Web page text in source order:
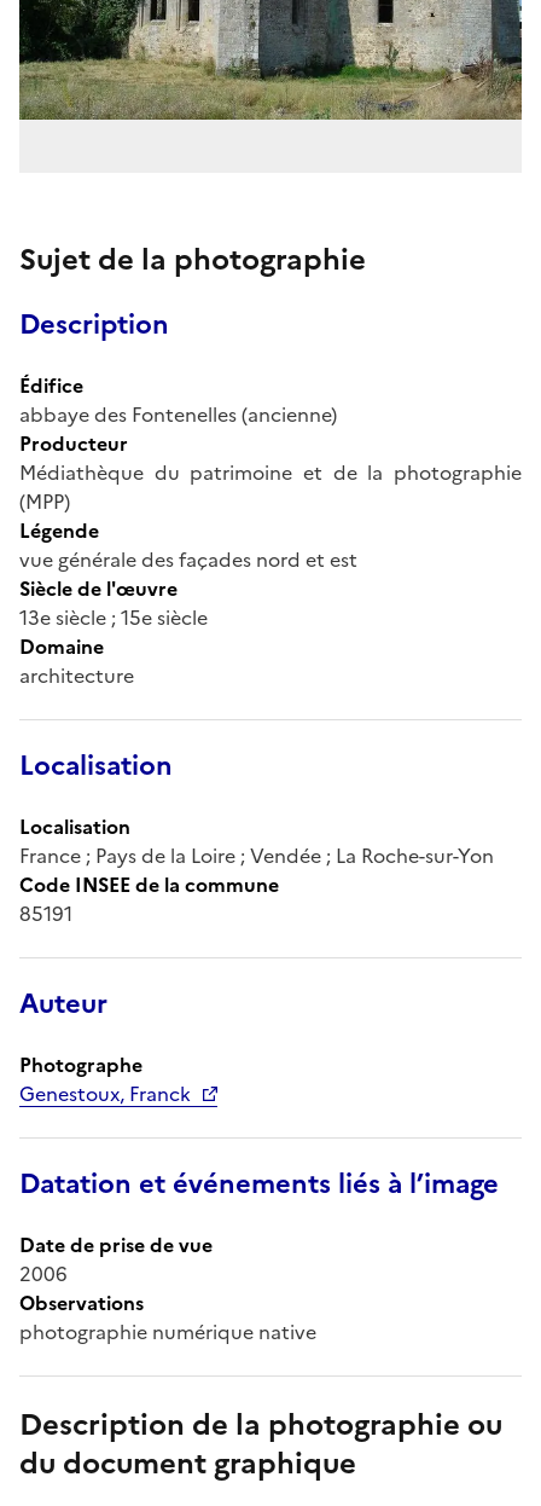
Sujet de la photographie
Description
Édifice
abbaye des Fontenelles (ancienne)
Producteur
Médiathèque du patrimoine et de la photographie
(MPP)
Légende
vue générale des façades nord et est
Siècle de l'œuvre
13e siècle ; 15e siècle
Domaine
architecture
Localisation
Localisation
France ; Pays de la Loire ; Vendée ; La Roche-sur-Yon
Code INSEE de la commune
85191
Auteur
Photographe
Genestoux, Franck
Datation et événements liés à l’image
Date de prise de vue
2006
Observations
photographie numérique native
Description de la photographie ou
du document graphique